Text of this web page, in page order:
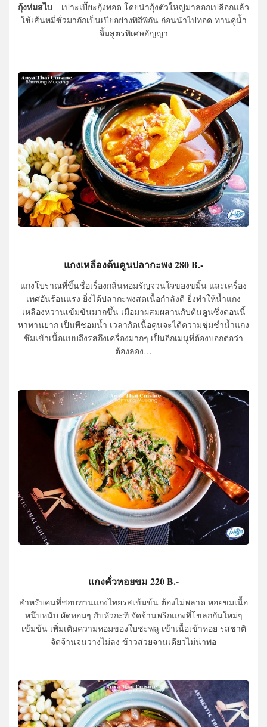
กุ้งห่มสไบ – เปาะเปี๊ยะกุ้งทอด โดยนำกุ้งตัวใหญ่มาลอกเปลือกแล้ว
ใช้เส้นหมี่ซั่วมาถักเป็นเปียอย่างพิถีพิถัน ก่อนนำไปทอด ทานคู่น้ำ
จิ้มสูตรพิเศษอัญญา
แกงเหลืองต้นคูนปลากะพง 280 B.-
แกงโบราณที่ขึ้นชื่อเรื่องกลิ่นหอมรัญจวนใจของขมิ้น และเครื่อง
เทศอันร้อนแรง ยิ่งได้ปลากะพงสดเนื้อกำลังดี ยิ่งทำให้น้ำแกง
เหลืองหวานเข้มข้นมากขึ้น เมื่อมาผสมผสานกับต้นคูนซึ่งตอนนี้
หาทานยาก เป็นพืชอมน้ำ เวลากัดเนื้อคูนจะได้ความชุ่มช่ำน้ำแกง
ซึมเข้าเนื้อแบบถึงรสถึงเครื่องมากๆ เป็นอีกเมนูที่ต้องบอกต่อว่า
ต้องลอง…
แกงคั่วหอยขม 220 B.-
สำหรับคนที่ชอบทานแกงไทยรสเข้มข้น ต้องไม่พลาด หอยขมเนื้อ
หนึบหนับ ผัดหอมๆ กับหัวกะทิ จัดจ้านพริกแกงที่โขลกกันใหม่ๆ
เข้มข้น เพิ่มเติมความหอมของใบชะพลู เข้าเนื้อเข้าหอย รสชาติ
จัดจ้านจนวางไม่ลง ข้าวสวยจานเดียวไม่น่าพอ